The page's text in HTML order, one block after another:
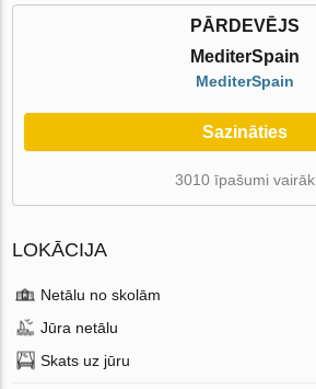
PĀRDEVĒJS
MediterSpain
MediterSpain
Sazināties
3010 īpašumi vairāk
LOKĀCIJA
Netālu no skolām
Jūra netālu
Skats uz jūru